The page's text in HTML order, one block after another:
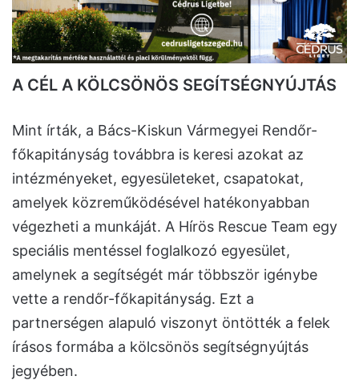
A CÉL A KÖLCSÖNÖS SEGÍTSÉGNYÚJTÁS
Mint írták, a Bács-Kiskun Vármegyei Rendőr-
főkapitányság továbbra is keresi azokat az
intézményeket, egyesületeket, csapatokat,
amelyek közreműködésével hatékonyabban
végezheti a munkáját. A Hírös Rescue Team egy
speciális mentéssel foglalkozó egyesület,
amelynek a segítségét már többször igénybe
vette a rendőr-főkapitányság. Ezt a
partnerségen alapuló viszonyt öntötték a felek
írásos formába a kölcsönös segítségnyújtás
jegyében.